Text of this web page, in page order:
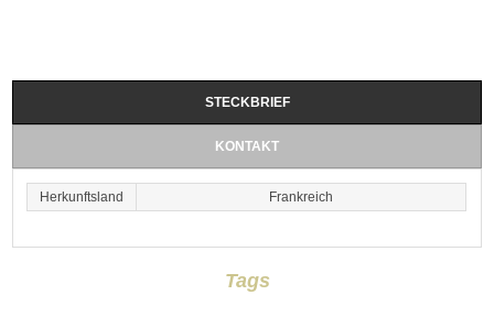
STECKBRIEF
KONTAKT
Herkunftsland Frankreich
Tags